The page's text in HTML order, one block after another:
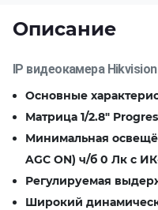
Описание
IP видеокамера Hikvision
Основные
Матрица 1/2.8″
Минимальная
AGC ON) ч/б 0 Лк с
Регулируемая
Широкий